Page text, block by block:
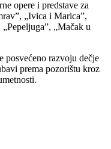
opere i predstave za
„Ivica i Marica”,
„Mačak u
posvećeno razvoju dečje
prema pozorištu kroz